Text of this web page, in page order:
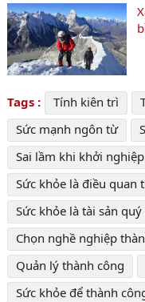
Tags : Tính kiên trì
Sức mạnh ngôn từ
Sai lầm khi khởi nghiệp
Sức khỏe là điều quan
Sức khỏe là tài sản
Chọn nghề nghiệp
Quản lý thành công
Sức khỏe để thành